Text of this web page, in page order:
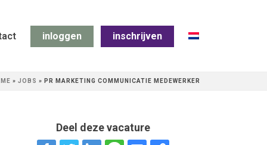
inloggen inschrijven
» JOBS » PR MARKETING COMMUNICATIE MEDEWERKER
Deel deze vacature